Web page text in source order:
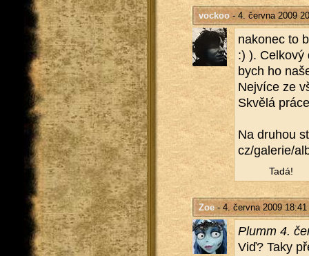
vockoo- 4. června 2009
na­ko­nec to
:) ).
bych ho
Nej­ví­ce ze
Skvě­lá
Na dru­hou
cz/​galerie/​
Tadá!
Zoe- 4. června 2009 18:41
Plumm 4.
Viď? Taky